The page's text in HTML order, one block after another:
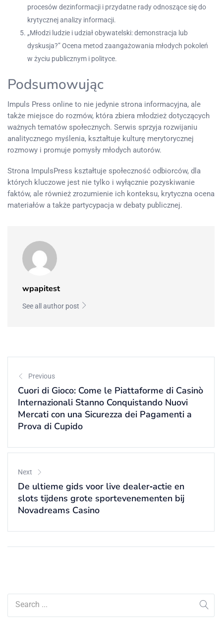
procesów dezinformacji i przydatne rady odnoszące się do
krytycznej analizy informacji.
„Młodzi ludzie i udział obywatelski: demonstracja lub
dyskusja?” Ocena metod zaangażowania młodych pokoleń
w życiu publicznym i polityce.
Podsumowując
Impuls Press online to nie jedynie strona informacyjna, ale
także miejsce do rozmów, która zbiera młodzież dotyczących
ważnych tematów społecznych. Serwis sprzyja rozwijaniu
analitycznego myślenia, kształtuje kulturę merytorycznej
rozmowy i promuje pomysły młodych autorów.
Strona ImpulsPress kształtuje społeczność odbiorców, dla
których kluczowe jest nie tylko i wyłącznie pozyskiwanie
faktów, ale również zrozumienie ich konteksu, krytyczna ocena
materiałów a także partycypacja w debaty publicznej.
wpapitest
See all author post
Previous
Cuori di Gioco: Come le Piattaforme di Casinò
Internazionali Stanno Conquistando Nuovi
Mercati con una Sicurezza dei Pagamenti a
Prova di Cupido
Next
De ultieme gids voor live dealer‑actie en
slots tijdens grote sportevenementen bij
Novadreams Casino